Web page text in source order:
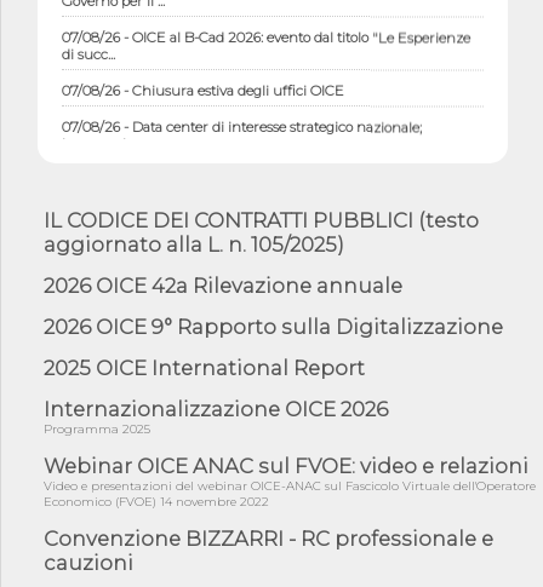
07/08/26 - OICE al B-Cad 2026: evento dal titolo "Le Esperienze
di succ...
07/08/26 - Chiusura estiva degli uffici OICE
07/08/26 - Data center di interesse strategico nazionale;
interventi pe...
07/08/26 - Ponte sullo Stretto di Messina: deliberata la
sussistenza di...
07/08/26 - Tunnel Brennero, dal Cipess via libera al quinto lotto
costr...
06/08/26 - Istat, produzione industriale in calo dell'1% a giugno,
con ...
06/08/26 - DL PA approvato in Cdm: contributi per
riqualificazione sism...
06/08/26 - CdM: approvato il d.lgs. di adeguamento all’AI Act in
mate...
06/08/26 - DDL delegazione europea in Cdm per recepimento
norme UE in m...
IL CODICE DEI CONTRATTI PUBBLICI (testo
aggiornato alla L. n. 105/2025)
2026 OICE 42a Rilevazione annuale
2026 OICE 9° Rapporto sulla Digitalizzazione
2025 OICE International Report
Internazionalizzazione OICE 2026
Programma 2025
Webinar OICE ANAC sul FVOE: video e relazioni
Video e presentazioni del webinar OICE-ANAC sul Fascicolo Virtuale dell'Operatore
Economico (FVOE) 14 novembre 2022
Convenzione BIZZARRI - RC professionale e
cauzioni